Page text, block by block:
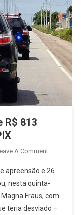
R$ 813
A CommentOn
Apura
Desvio
De
Mais
apreensão e 26
nesta quinta-
Fraus, com
teria desviado –